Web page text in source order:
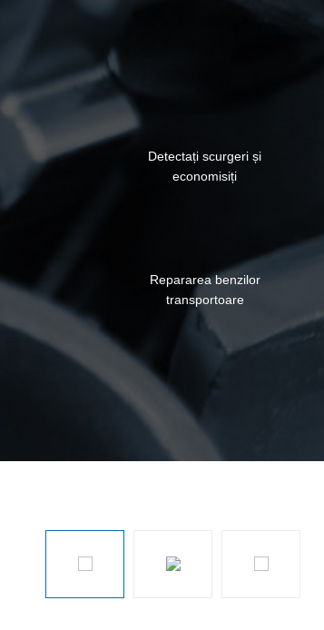
Detectați scurgeri și
economisiți
Repararea benzilor
transportoare